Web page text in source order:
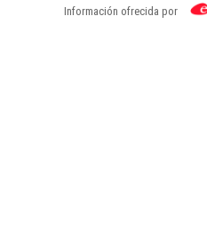
Información ofrecida por